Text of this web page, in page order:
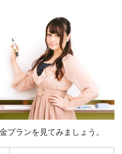
プランを見てみましょう。